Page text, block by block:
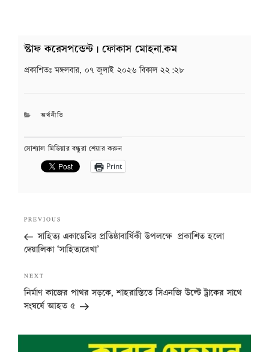
স্টাফ করেসপন্ডেন্ট | ফোকাস মোহনা.কম
প্রকাশিতঃমঙ্গলবার, ০৭ জুলাই ২০২৬ বিকাল ২২:২৮
CATEGORIES
অর্থনীতি
সোশ্যাল মিডিয়ার বন্ধুরা শেয়ার করুন
Print
navigation
Previous
Post
PREVIOUS
সাহিত্য একাডেমির প্রতিষ্ঠাবার্ষিকী উপলক্ষে প্রকাশিত হলো
দেয়ালিকা ‘সাহিত্যরেখা’
Next
Post
NEXT
নির্মাণ কাজের পাথর সড়কে, শাহরাস্তিতে সিএনজি উল্টে ট্রাকের সাথে
সংঘর্ষে আহত ৫